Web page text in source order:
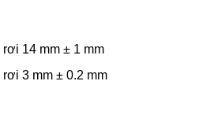
14 mm ± 1 mm
3 mm ± 0.2 mm